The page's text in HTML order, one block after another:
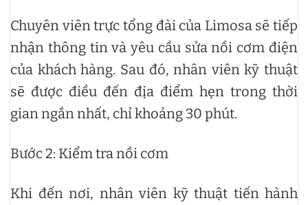
Chuyên viên trực tổng đài của Limosa sẽ tiếp
nhận thông tin và yêu cầu sửa nồi cơm điện
của khách hàng. Sau đó, nhân viên kỹ thuật
sẽ được điều đến địa điểm hẹn trong thời
gian ngắn nhất, chỉ khoảng 30 phút.
Bước 2: Kiểm tra nồi cơm
Khi đến nơi, nhân viên kỹ thuật tiến hành